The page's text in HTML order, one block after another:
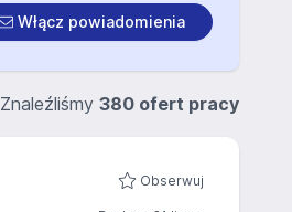
Włącz powiadomienia
Znaleźliśmy 380 ofert pracy
Obserwuj